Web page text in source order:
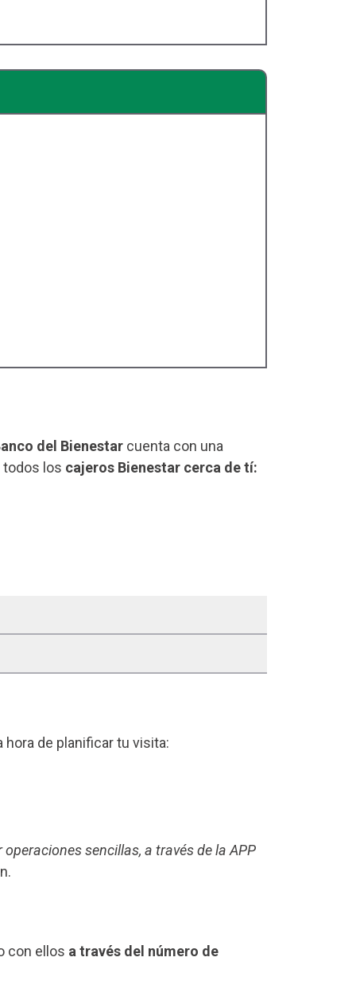
del Bienestar cuenta con una
todos los cajeros Bienestar cerca de tí:
hora de planificar tu visita:
sencillas, a través de la APP
con ellos a través del número de